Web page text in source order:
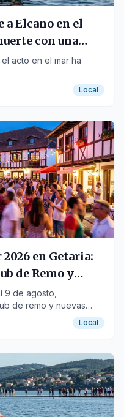
Elcano en el
con una
acto en el mar ha
Local
en Getaria:
de Remo y
9 de agosto,
de remo y nuevas
Local